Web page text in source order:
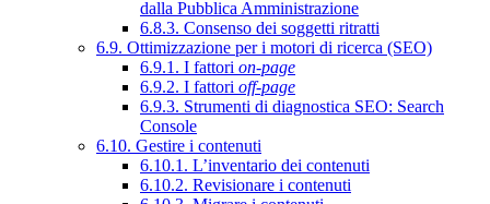
dalla Pubblica Amministrazione
6.8.3. Consenso dei soggetti ritratti
6.9. Ottimizzazione per i motori di ricerca (SEO)
6.9.1. I fattori on-page
6.9.2. I fattori off-page
6.9.3. Strumenti di diagnostica SEO: Search
Console
6.10. Gestire i contenuti
6.10.1. L’inventario dei contenuti
6.10.2. Revisionare i contenuti